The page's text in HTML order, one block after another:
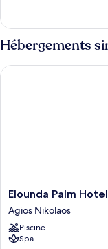
le
type
de
Chambre
Hébergements
Elounda
Palm
Hotel
Agios
Nikolaos
Elounda Palm Hotel
Agios Nikolaos
Piscine
Spa
Elounda Palm Hotel